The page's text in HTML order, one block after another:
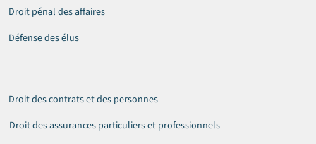
Droit pénal des affaires
Défense des élus
Droit des contrats et des personnes
Droit des assurances particuliers et professionnels